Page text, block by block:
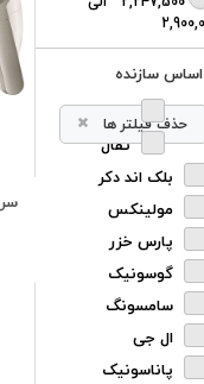
اساس سازنده
حذف فیلتر هافیلیپس
تفال
بلک اند دکر
مولینکس
پارس خزر
گوسونیک
سامسونگ
ال جی
پاناسونیک